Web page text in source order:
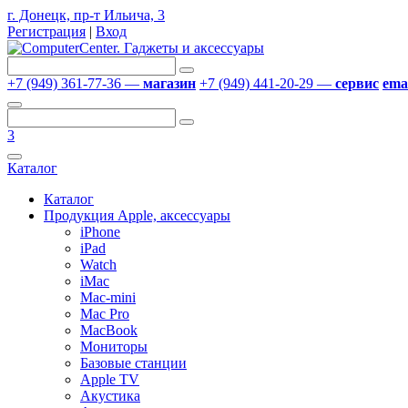
г. Донецк, пр-т Ильича, 3
Регистрация | Вход
+7 (949) 361-77-36 — магазин +7 (949) 441-20-29 — сервис
3
Каталог
Каталог
Продукция Apple, аксессуары
iPhone
iPad
Watch
iMac
Mac-mini
Mac Pro
MacBook
Мониторы
Базовые станции
Apple TV
Акустика